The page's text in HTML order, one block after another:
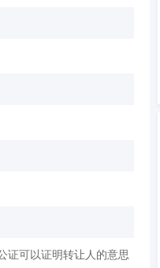
证可以证明转让人的意思